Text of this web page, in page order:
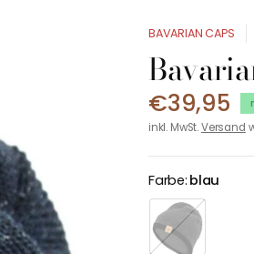
BAVARIAN CAPS
€39,95
inkl. MwSt.Versand
Farbe: blau
n
t